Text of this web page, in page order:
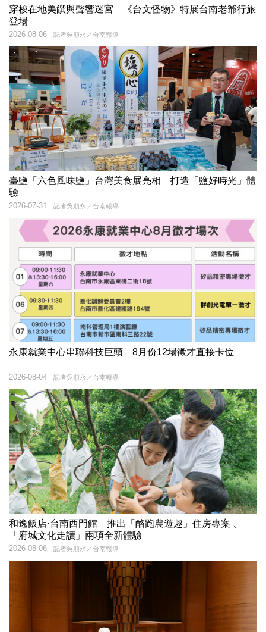
穿梭在地美饌與聲響迷宮 《台文怪物》特展台南老爺行旅
登場
記者吳順永／台南報導
2026-08-06
臺鹽「六色風味鹽」台灣美食展亮相 打造「鹽好時光」體
驗
記者吳順永／台南報導
2026-07-31
永康就業中心串聯科技巨頭 8月份12場徵才直接卡位
記者吳順永／台南報導
2026-08-04
和逸飯店·台南西門館 推出「酪跑農遊趣」住房專案 、
「府城文化走讀」兩項全新體驗
記者吳順永／台南報導
2026-08-06